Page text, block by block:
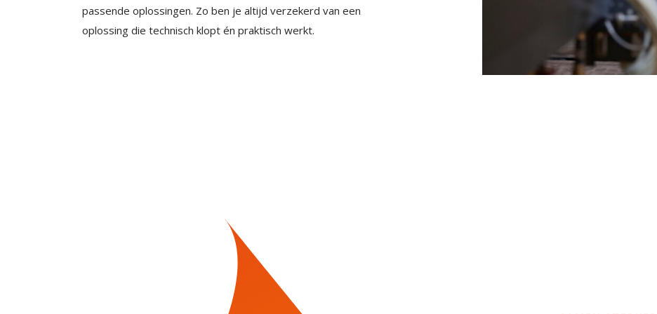
passende oplossingen. Zo ben je altijd verzekerd van een
oplossing die technisch klopt én praktisch werkt.